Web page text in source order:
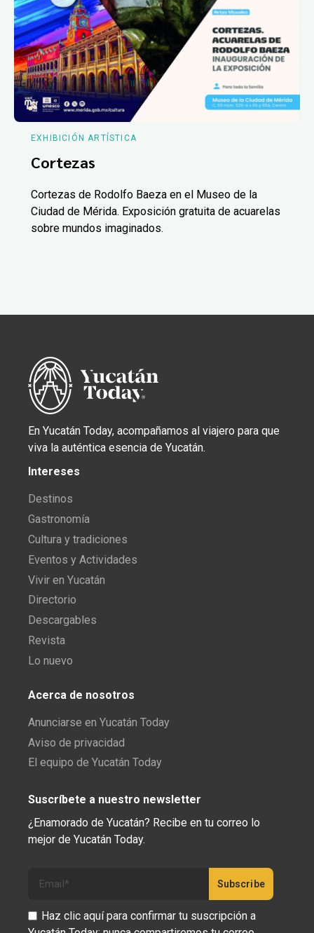
EXHIBICIÓN ARTÍSTICA
Cortezas
Cortezas de Rodolfo Baeza en el Museo de la
Ciudad de Mérida. Exposición gratuita de acuarelas
sobre mundos imaginados.
En Yucatán Today, acompañamos al viajero para que
viva la auténtica esencia de Yucatán.
Intereses
Destinos
Gastronomía
Cultura y tradiciones
Eventos y Actividades
Vivir en Yucatán
Directorio
Descargables
Revista
Lo nuevo
Acerca de nosotros
Anunciarse en Yucatán Today
Aviso de privacidad
El equipo de Yucatán Today
Suscríbete a nuestro newsletter
¿Enamorado de Yucatán? Recibe en tu correo lo
mejor de Yucatán Today.
Haz clic aquí para confirmar tu suscripción a